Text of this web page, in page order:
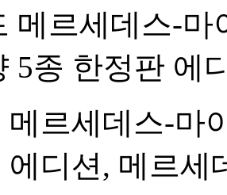
메르세데스-
5종 한정판 에
메르세데스-마
에디션, 메르세